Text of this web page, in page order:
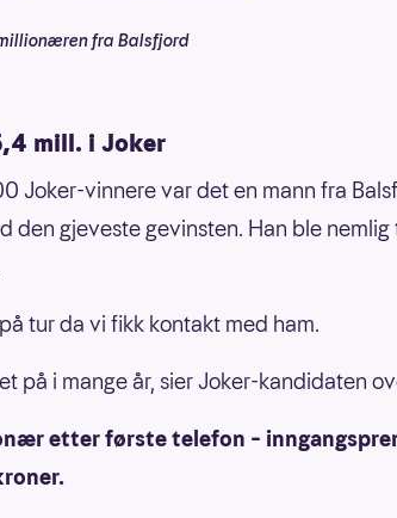
fra Balsfjord
mill. i Joker
Joker-vinnere var det en mann fra
den gjeveste gevinsten. Han ble
tur da vi fikk kontakt med ham.
på i mange år, sier Joker-kandidaten
etter første telefon –